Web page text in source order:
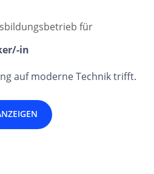
für
in
auf moderne Technik trifft.